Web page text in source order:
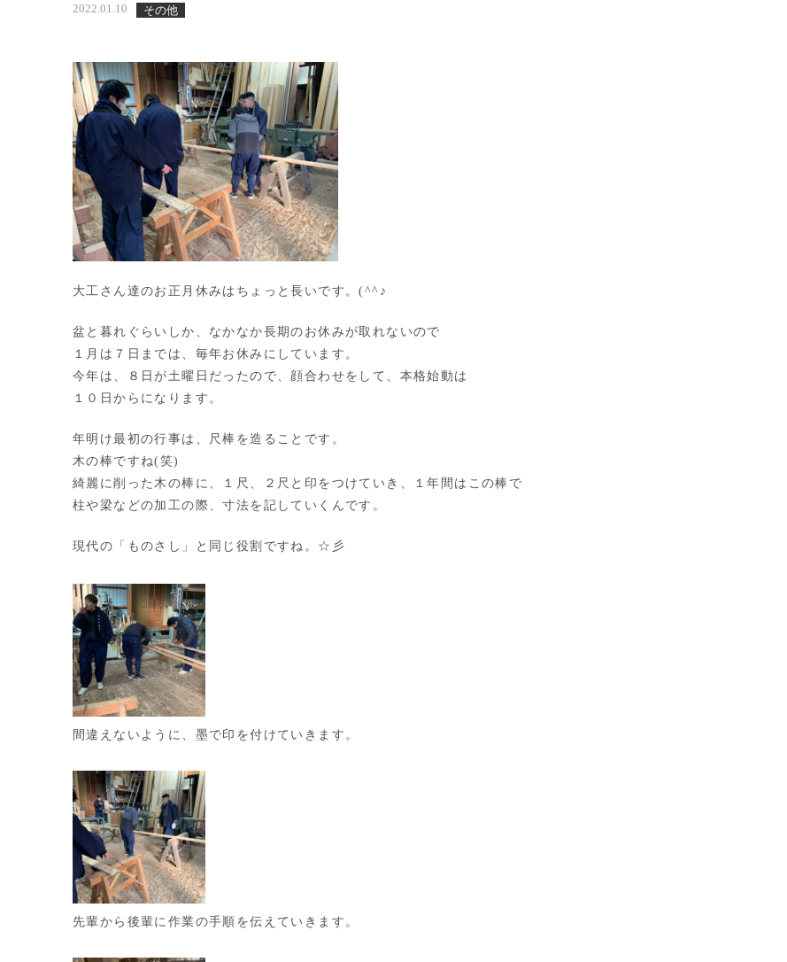
2022.01.10 その他
大工さん達のお正月休みはちょっと長いです。(^^♪
盆と暮れぐらいしか、なかなか長期のお休みが取れないので
１月は７日までは、毎年お休みにしています。
今年は、８日が土曜日だったので、顔合わせをして、本格始動は
１０日からになります。
年明け最初の行事は、尺棒を造ることです。
木の棒ですね(笑)
綺麗に削った木の棒に、１尺、２尺と印をつけていき、１年間はこの棒で
柱や梁などの加工の際、寸法を記していくんです。
現代の「ものさし」と同じ役割ですね。☆彡
間違えないように、墨で印を付けていきます。
先輩から後輩に作業の手順を伝えていきます。